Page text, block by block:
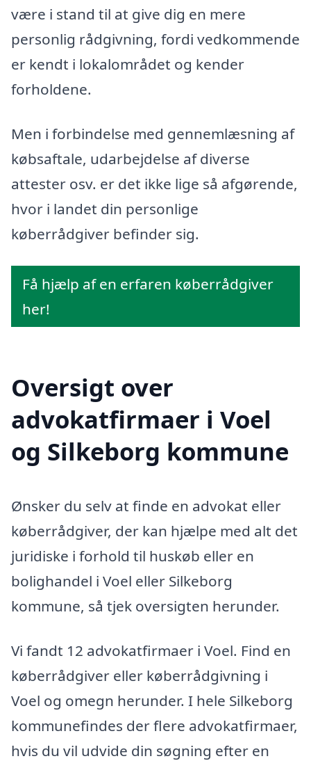
være i stand til at give dig en mere
personlig rådgivning, fordi vedkommende
er kendt i lokalområdet og kender
forholdene.
Men i forbindelse med gennemlæsning af
købsaftale, udarbejdelse af diverse
attester osv. er det ikke lige så afgørende,
hvor i landet din personlige
køberrådgiver befinder sig.
Få hjælp af en erfaren køberrådgiver
her!
Oversigt over
advokatfirmaer i Voel
og Silkeborg kommune
Ønsker du selv at finde en advokat eller
køberrådgiver, der kan hjælpe med alt det
juridiske i forhold til huskøb eller en
bolighandel i Voel eller Silkeborg
kommune, så tjek oversigten herunder.
Vi fandt 12 advokatfirmaer i Voel. Find en
køberrådgiver eller køberrådgivning i
Voel og omegn herunder. I hele Silkeborg
kommunefindes der flere advokatfirmaer,
hvis du vil udvide din søgning efter en